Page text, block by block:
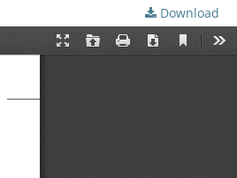
Download